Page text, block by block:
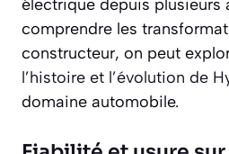
électrique depuis plusieurs
comprendre les
constructeur, on peut
l’histoire et l’évolution de
domaine automobile.